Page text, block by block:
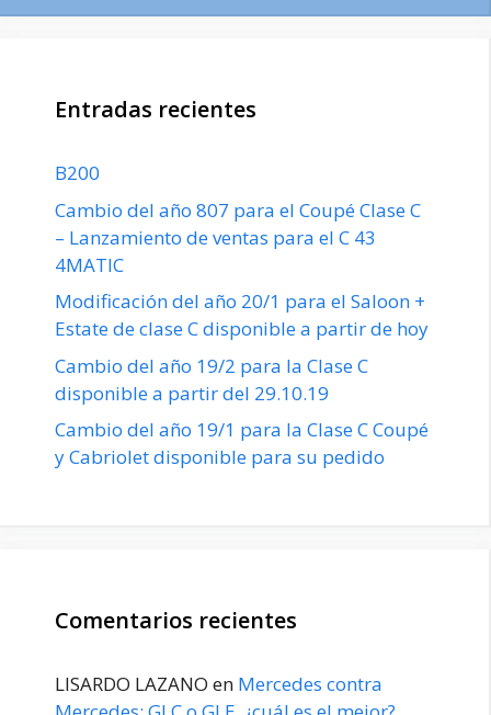
Entradas recientes
B200
Cambio del año 807 para el Coupé Clase C
– Lanzamiento de ventas para el C 43
4MATIC
Modificación del año 20/1 para el Saloon +
Estate de clase C disponible a partir de hoy
Cambio del año 19/2 para la Clase C
disponible a partir del 29.10.19
Cambio del año 19/1 para la Clase C Coupé
y Cabriolet disponible para su pedido
Comentarios recientes
LISARDO LAZANO en Mercedes contra